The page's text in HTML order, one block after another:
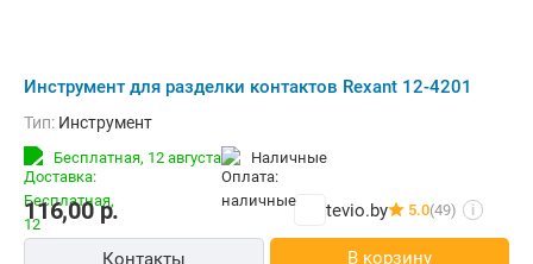
Инструмент для разделки контактов Rexant 12-4201
Тип: Инструмент
Бесплатная, 12 августа наличные
116,00р. tevio.by 5.0(49) i
Контакты В корзину